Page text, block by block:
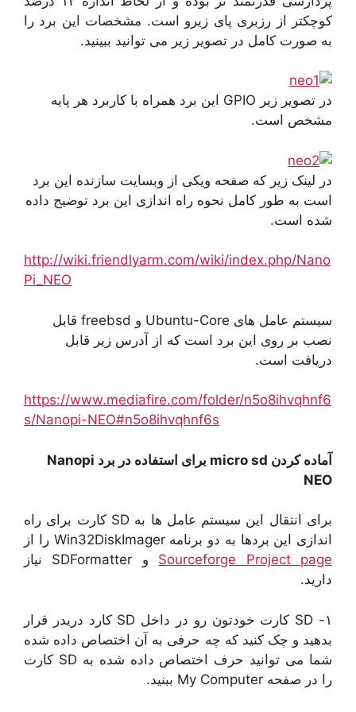
کوچکتر از رزبری پای زیرو است. مشخصات این برد را
به صورت کامل در تصویر زیر می توانید ببینید.
در تصویر زیر GPIO این برد همراه با کاربرد هر پایه
مشخص است.
در لینک زیر که صفحه ویکی از وبسایت سازنده این برد
است به طور کامل نحوه راه اندازی این برد توضیح داده
شده است.
http://wiki.friendlyarm.com/wiki/index.php/Nano
Pi_NEO
سیستم عامل های Ubuntu-Core و freebsd قابل
نصب بر روی این برد است که از آدرس زیر قابل
دریافت است.
https://www.mediafire.com/folder/n5o8ihvqhnf6
s/Nanopi-NEO#n5o8ihvqhnf6s
آماده کردن micro sd برای استفاده در برد Nanopi
NEO
برای انتقال این سیستم عامل ها به SD کارت برای راه
اندازی این بردها به دو برنامه Win32DiskImager را از
Sourceforge Project page
و SDFormatter نیاز
دارید.
۱- SD کارت خودتون رو در داخل SD کارد دریدر قرار
بدهید و چک کنید که چه حرفی به آن اختصاص داده شده
شما می توانید حرف اختصاص داده شده به SD کارت
را در صفحه My Computer ببنید.